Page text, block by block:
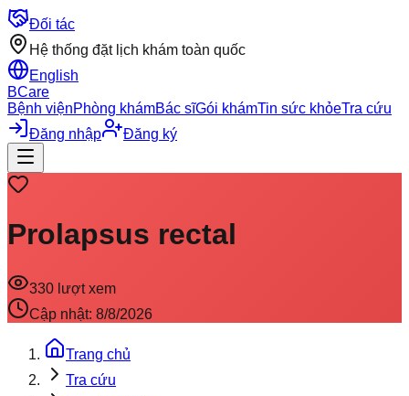
Đối tác
Hệ thống đặt lịch khám toàn quốc
English
BCare
Bệnh việnPhòng khámBác sĩGói khámTin sức khỏeTra cứu
Đăng nhập
Đăng ký
Prolapsus rectal
330 lượt xem
Cập nhật: 8/8/2026
Trang chủ
Tra cứu